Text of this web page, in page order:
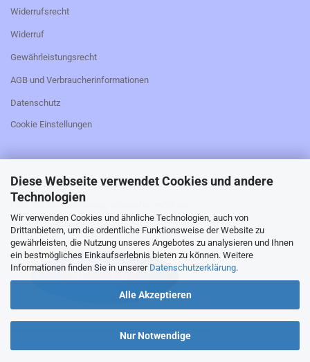
Diese Webseite verwendet Cookies und andere
Technologien
Wir verwenden Cookies und ähnliche Technologien, auch von
Drittanbietern, um die ordentliche Funktionsweise der Website zu
gewährleisten, die Nutzung unseres Angebotes zu analysieren und Ihnen
ein bestmögliches Einkaufserlebnis bieten zu können. Weitere
Informationen finden Sie in unserer Datenschutzerklärung.
Alle Akzeptieren
Nur Notwendige
Widerrufsrecht
Widerruf
Gewährleistungsrecht
AGB und Verbraucherinformationen
Datenschutz
Cookie Einstellungen
_________________________________________________
Falls Sie den Kaufvertrag widerrufen möchten,
bitte hier klicken: